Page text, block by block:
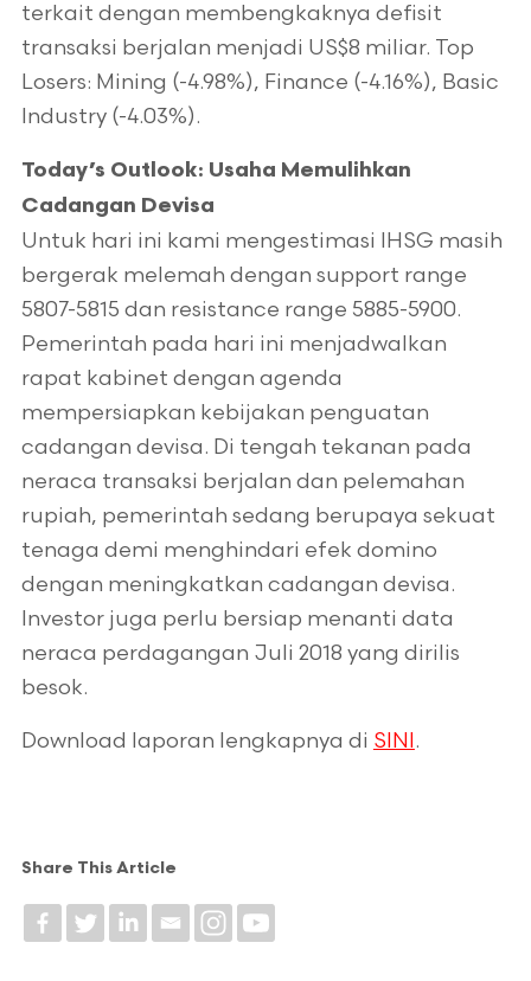
terkait dengan membengkaknya defisit
transaksi berjalan menjadi US$8 miliar. Top
Losers: Mining (-4.98%), Finance (-4.16%), Basic
Industry (-4.03%).
Today’s Outlook: Usaha Memulihkan
Cadangan Devisa
Untuk hari ini kami mengestimasi IHSG masih
bergerak melemah dengan support range
5807-5815 dan resistance range 5885-5900.
Pemerintah pada hari ini menjadwalkan
rapat kabinet dengan agenda
mempersiapkan kebijakan penguatan
cadangan devisa. Di tengah tekanan pada
neraca transaksi berjalan dan pelemahan
rupiah, pemerintah sedang berupaya sekuat
tenaga demi menghindari efek domino
dengan meningkatkan cadangan devisa.
Investor juga perlu bersiap menanti data
neraca perdagangan Juli 2018 yang dirilis
besok.
Download laporan lengkapnya di SINI .
Share This Article